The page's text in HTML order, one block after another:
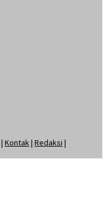
| Kontak | Redaksi |